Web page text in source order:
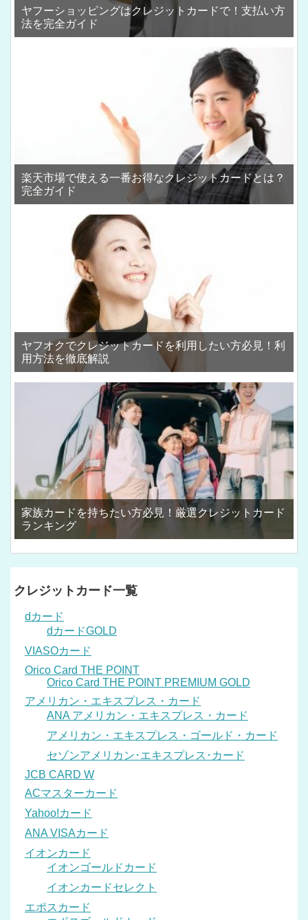
ヤフーショッピングはクレジットカードで！支払い方
法を完全ガイド
楽天市場で使える一番お得なクレジットカードとは？
完全ガイド
ヤフオクでクレジットカードを利用したい方必見！利
用方法を徹底解説
家族カードを持ちたい方必見！厳選クレジットカード
ランキング
クレジットカード一覧
dカード
dカードGOLD
VIASOカード
Orico Card THE POINT
Orico Card THE POINT PREMIUM GOLD
アメリカン・エキスプレス・カード
ANA アメリカン・エキスプレス・カード
アメリカン・エキスプレス・ゴールド・カード
セゾンアメリカン･エキスプレス･カード
JCB CARD W
ACマスターカード
Yahoo!カード
ANA VISAカード
イオンカード
イオンゴールドカード
イオンカードセレクト
エポスカード